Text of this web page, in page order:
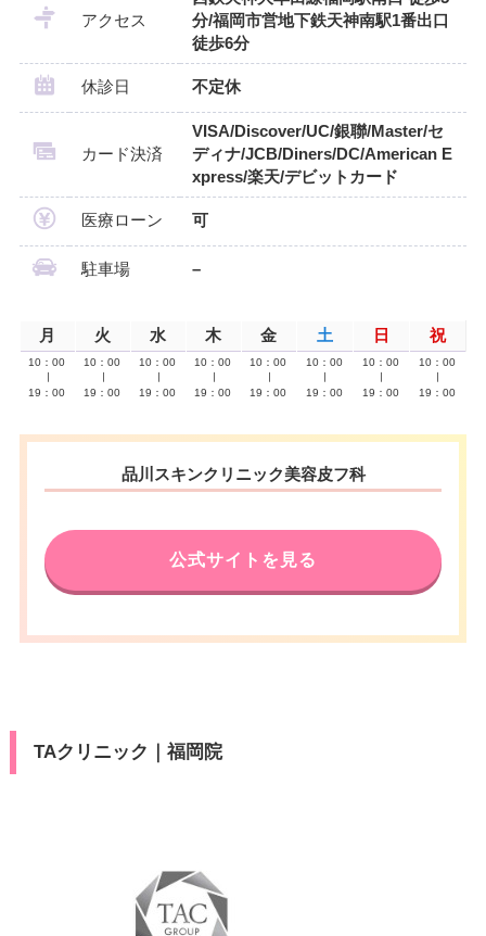
アクセス
分/福岡市営地下鉄天神南駅1番出口
徒歩6分
休診日 不定休
カード決済
VISA/Discover/UC/銀聯/Master/セ
ディナ/JCB/Diners/DC/American E
xpress/楽天/デビットカード
医療ローン 可
駐車場 –
月 火 水 木 金 土 日 祝
10：00
19：00
10：00
19：00
10：00
19：00
10：00
19：00
10：00
19：00
10：00
19：00
10：00
19：00
10：00
19：00
品川スキンクリニック美容皮フ科
公式サイトを見る
TAクリニック｜福岡院